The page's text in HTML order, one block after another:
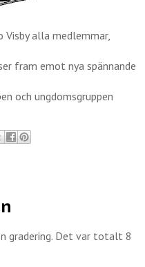
alla medlemmar,
fram emot nya spännande
och ungdomsgruppen
gradering. Det var totalt 8